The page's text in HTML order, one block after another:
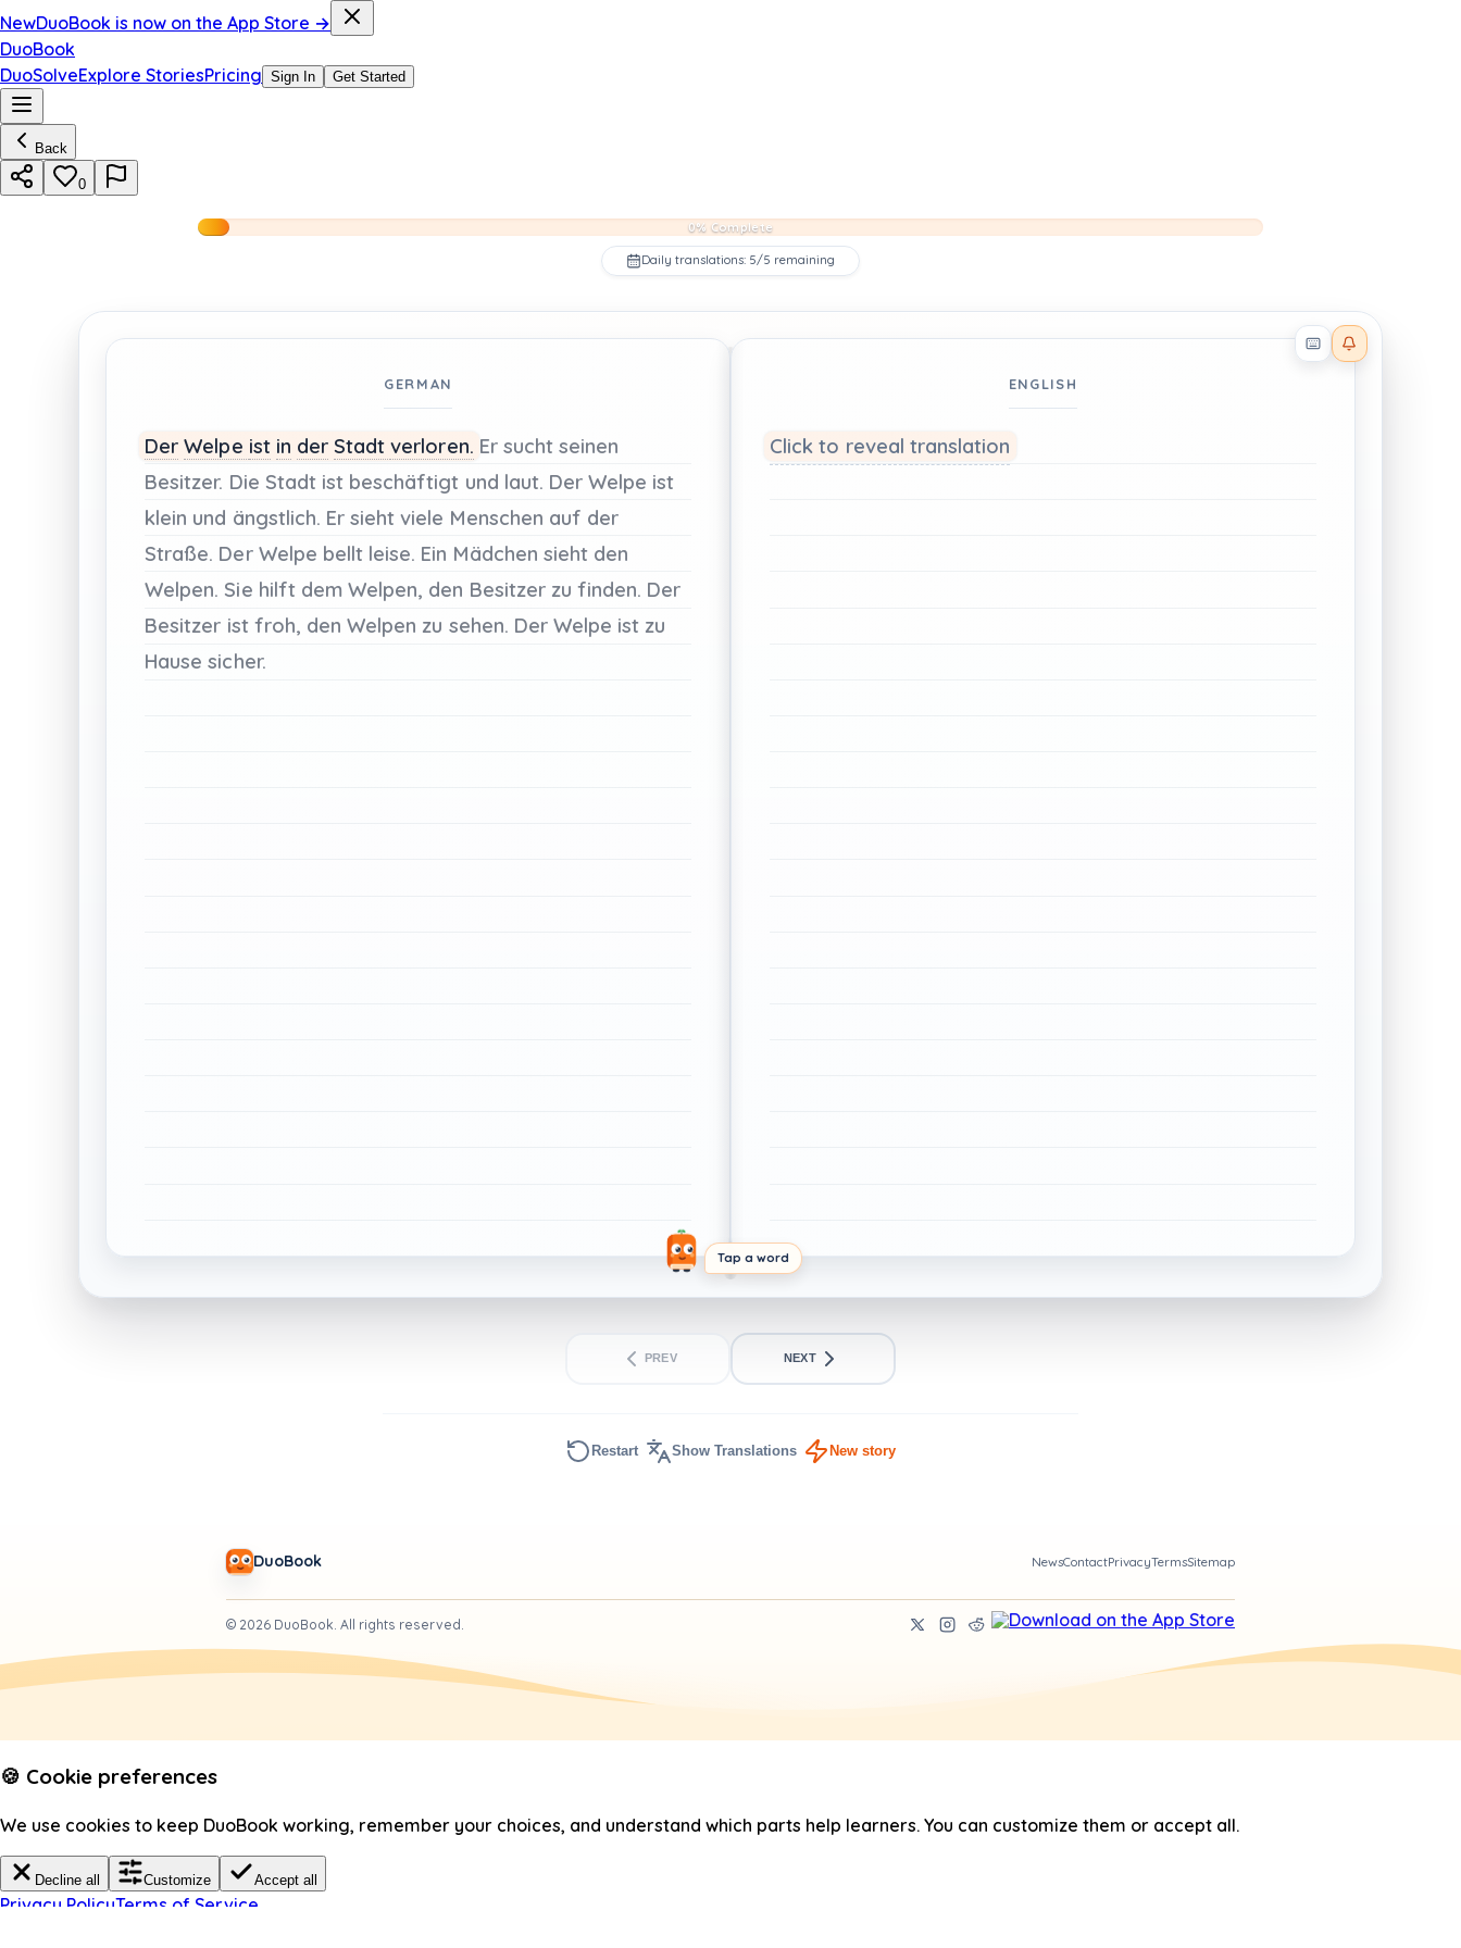
NewDuoBook is now on the App Store →
DuoBook
DuoSolveExplore StoriesPricing Sign In Get Started
Back
0
0% Complete
Daily translations: 5/5 remaining
Reader effects on
Tap a word
GERMAN
Der Welpe ist in der Stadtverloren. Er sucht seinen
Besitzer. Die Stadt ist beschäftigt und laut. Der Welpe ist
klein und ängstlich. Er sieht viele Menschen auf der
Straße. Der Welpe bellt leise. Ein Mädchen sieht den
Welpen. Sie hilft dem Welpen, den Besitzer zu finden. Der
Besitzer ist froh, den Welpen zu sehen. Der Welpe ist zu
Hausesicher.
ENGLISH
Click to reveal translation
PREV NEXT
Restart Show Translations New story
DuoBook NewsContactPrivacyTermsSitemap
© 2026 DuoBook. All rights reserved.
🍪 Cookie preferences
We use cookies to keep DuoBook working, remember your choices, and understand which parts help learners. You can customize them or accept all.
Decline all Customize Accept all
Privacy PolicyTerms of Service